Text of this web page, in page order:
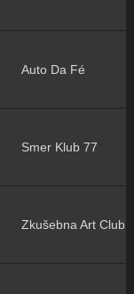
Auto Da Fé
Smer Klub 77
Zkušebna Art Club